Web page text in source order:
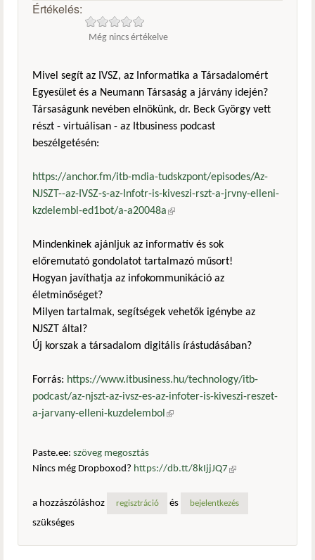
Értékelés:
Még nincs értékelve
Mivel segít az IVSZ, az Informatika a Társadalomért
Egyesület és a Neumann Társaság a járvány idején?
Társaságunk nevében elnökünk, dr. Beck György vett
részt - virtuálisan - az Itbusiness podcast
beszélgetésén:
https://anchor.fm/itb-mdia-tudskzpont/episodes/Az-
NJSZT--az-IVSZ-s-az-Infotr-is-kiveszi-rszt-a-jrvny-elleni-
kzdelembl-ed1bot/a-a20048a(külső hivatkozás)
Mindenkinek ajánljuk az informatív és sok
előremutató gondolatot tartalmazó műsort!
Hogyan javíthatja az infokommunikáció az
életminőséget?
Milyen tartalmak, segítségek vehetők igénybe az
NJSZT által?
Új korszak a társadalom digitális írástudásában?
Forrás: https://www.itbusiness.hu/technology/itb-
podcast/az-njszt-az-ivsz-es-az-infoter-is-kiveszi-reszet-
a-jarvany-elleni-kuzdelembol(külső hivatkozás)
Paste.ee: szöveg megosztás
Nincs még Dropboxod? https://db.tt/8kIjjJQ7 (külső
a hozzászóláshoz
regisztráció és bejelentkezés
szükséges